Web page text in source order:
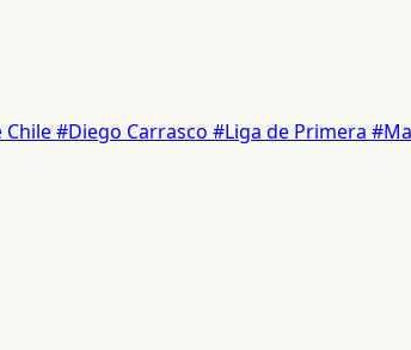
Chile#Diego Carrasco #Liga de Primera